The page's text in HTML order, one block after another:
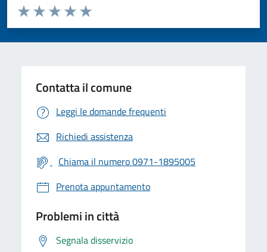
Valuta da 1 a 5 stelle la pagina
Valuta 5 stelle su 5
Valuta 4 stelle su 5
Valuta 3 stelle su 5
Valuta 2 stelle su 5
Valuta 1 stelle su 5
Contatta il comune
Leggi le domande frequenti
Richiedi assistenza
Chiama il numero 0971-1895005
Prenota appuntamento
Problemi in città
Segnala disservizio